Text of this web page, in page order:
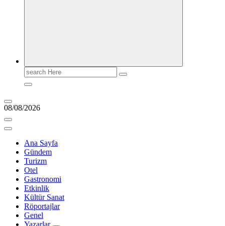
Search
for:
08/08/2026
Ana Sayfa
Gündem
Turizm
Otel
Gastronomi
Etkinlik
Kültür Sanat
Röportajlar
Genel
Yazarlar